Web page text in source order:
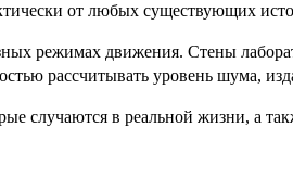
от любых существующих
режимах движения. Стены
рассчитывать уровень шума,
случаются в реальной жизни, а